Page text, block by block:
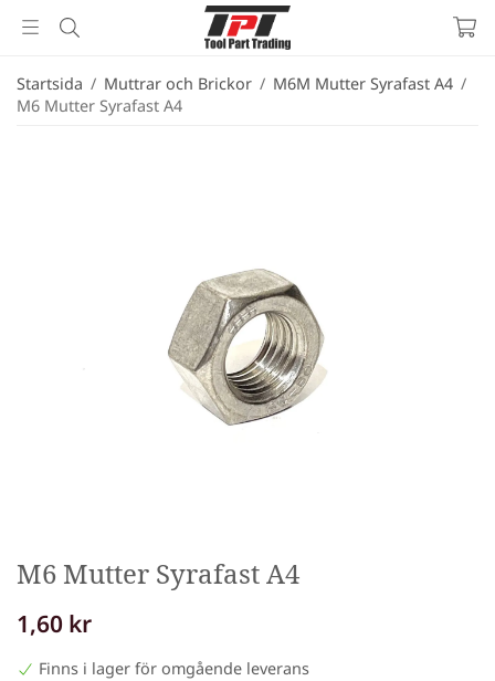
Startsida / Muttrar och Brickor / M6M Mutter Syrafast A4 /
M6 Mutter Syrafast A4
M6 Mutter Syrafast A4
1,60 kr
Finns i lager för omgående leverans